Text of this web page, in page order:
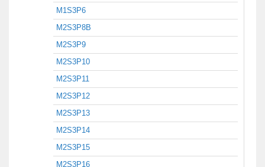
M1S3P6
M2S3P8B
M2S3P9
M2S3P10
M2S3P11
M2S3P12
M2S3P13
M2S3P14
M2S3P15
M2S3P16